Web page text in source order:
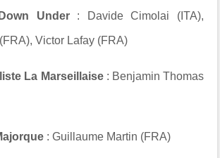
Under: Davide Cimolai (ITA),
Victor Lafay (FRA)
La Marseillaise: Benjamin Thomas
: Guillaume Martin (FRA)